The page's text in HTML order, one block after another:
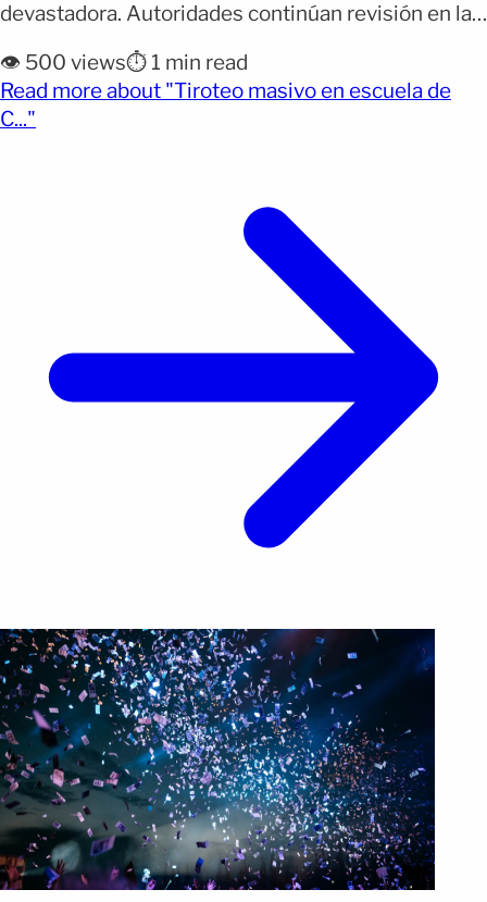
devastadora. Autoridades continúan revisión en la
escuela secundaria de Tumbler Ridge, en la
provincia canadiense de Columbia Británica, dejó al
menos diez personas muertas y alrededor de 25
👁️ 500 views⏱️ 1 min read
Read more about "Tiroteo masivo en escuela de
C..."